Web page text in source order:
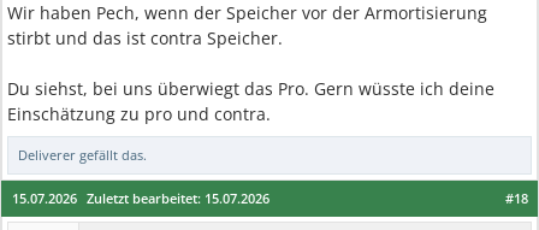
Wir haben Pech, wenn der Speicher vor der Armortisierung
stirbt und das ist contra Speicher.
Du siehst, bei uns überwiegt das Pro. Gern wüsste ich deine
Einschätzung zu pro und contra.
Deliverer gefällt das.
#18
15.07.2026 Zuletzt bearbeitet: 15.07.2026